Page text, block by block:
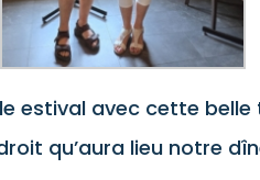
estival avec cette
qu’aura lieu notre